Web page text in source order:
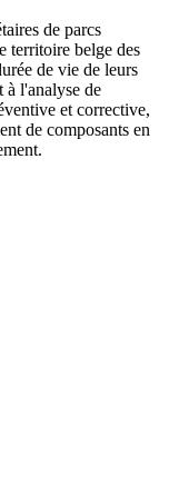
de parcs
territoire belge des
de vie de leurs
à l'analyse de
et corrective,
de composants en